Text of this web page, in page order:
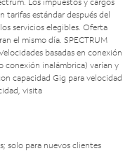
tarifas estándar después del
servicios elegibles. Oferta
el mismo día. SPECTRUM
basadas en conexión
conexión inalámbrica) varían y
capacidad Gig para velocidad
visita
solo para nuevos clientes